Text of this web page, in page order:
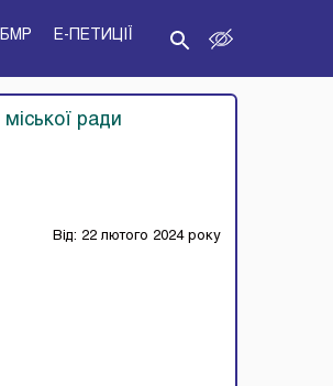
E-ПЕТИЦІЇ
ради
Від: 22 лютого 2024 року